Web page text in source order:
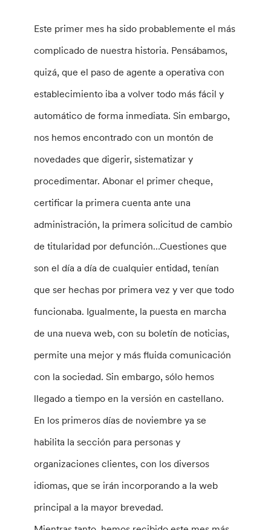
Este primer mes ha sido probablemente el más
complicado de nuestra historia. Pensábamos,
quizá, que el paso de agente a operativa con
establecimiento iba a volver todo más fácil y
automático de forma inmediata. Sin embargo,
nos hemos encontrado con un montón de
novedades que digerir, sistematizar y
procedimentar. Abonar el primer cheque,
certificar la primera cuenta ante una
administración, la primera solicitud de cambio
de titularidad por defunción…Cuestiones que
son el día a día de cualquier entidad, tenían
que ser hechas por primera vez y ver que todo
funcionaba. Igualmente, la puesta en marcha
de una nueva web, con su boletín de noticias,
permite una mejor y más fluida comunicación
con la sociedad. Sin embargo, sólo hemos
llegado a tiempo en la versión en castellano.
En los primeros días de noviembre ya se
habilita la sección para personas y
organizaciones clientes, con los diversos
idiomas, que se irán incorporando a la web
principal a la mayor brevedad.